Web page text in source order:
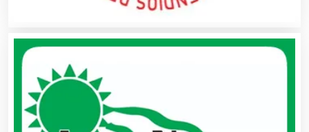
Alquiler de Equipos para Fiestas
Alquiler de Trajes de Etiqueta